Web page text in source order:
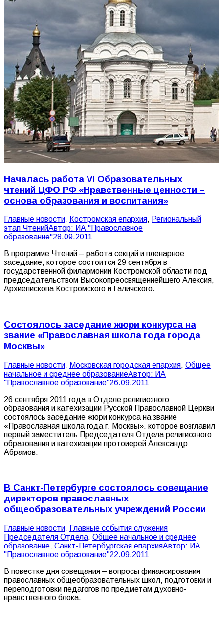
Началась работа VI Образовательных
чтений ЦФО РФ «Нравственные ценности –
основа образования и воспитания»
Главные новости, Костромская епархия, Региональный
этап ЧтенийАвтор: ИА "Православное
образование"28.09.2011
В программе Чтений – работа секций и пленарное
заседание, которое состоится 29 сентября в
государственной филармонии Костромской области под
председательством Высокопреосвященнейшего Алексия,
Архиепископа Костромского и Галичского.
Состоялось заседание жюри конкурса на
звание «Православная школа года города
Москвы»
Главные новости, Московская городская епархия, Общее
начальное и среднее образованиеАвтор: ИА
"Православное образование"26.09.2011
26 сентября 2011 года в Отделе религиозного
образования и катехизации Русской Православной Церкви
состоялось заседание жюри конкурса на звание
«Православная школа года г. Москвы», которое возглавил
первый заместитель Председателя Отдела религиозного
образования и катехизации протоиерей Александр
Абрамов.
В Санкт-Петербурге состоялось совещание
директоров православных
общеобразовательных учреждений России
Главные новости, Главные события служения
Председателя Отдела, Общее начальное и среднее
образование, Санкт-Петербургская епархияАвтор: ИА
"Православное образование"22.09.2011
В повестке дня совещания – вопросы финансирования
православных общеобразовательных школ, подготовки и
переподготовки педагогов по предметам духовно-
нравственного блока.